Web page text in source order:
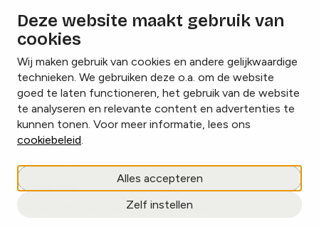
Deze website maakt gebruik van
cookies
Wij maken gebruik van cookies en andere gelijkwaardige
technieken. We gebruiken deze o.a. om de website
goed te laten functioneren, het gebruik van de website
te analyseren en relevante content en advertenties te
kunnen tonen. Voor meer informatie, lees ons
cookiebeleid.
Alles accepteren
Zelf instellen
Inspiratie en tips om evenementen te
organiseren?
Lees onze inspiratieblogs
Cookies beheren
Privacy policy
copyright © 2026 Evenementorganiseren.nl